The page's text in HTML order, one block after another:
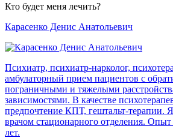
Кто будет меня лечить?
Карасенко Денис Анатольевич
Психиатр, психиатр-нарколог,
амбулаторный прием пациентов с
пограничными и тяжелыми
зависимостями. В качестве
предпочтение КПТ, гештальт-терапии.
врачом стационарного отделения.
лет.